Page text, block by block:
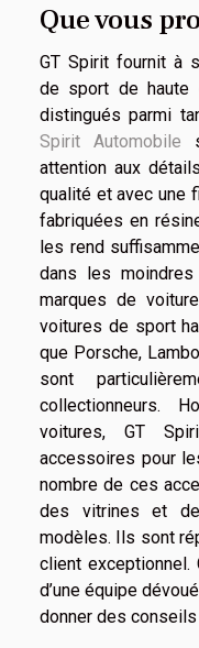
Que vous
GT Spirit fournit à
de sport de haute
distingués parmi
Spirit Automobile
attention aux
qualité et avec une
fabriquées en
les rend
dans les
marques de
voitures de sport
que Porsche,
sont
collectionneurs.
voitures, GT
accessoires pour
nombre de ces
des vitrines et
modèles. Ils sont
client
d’une équipe
donner des